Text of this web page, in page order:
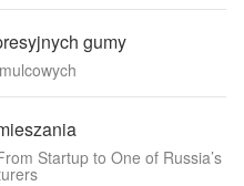
gumy
Startup to One of Russia’s